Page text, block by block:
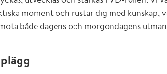
moment och rustar dig med kunskap,
både dagens och morgondagens